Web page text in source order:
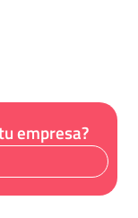
empresa?